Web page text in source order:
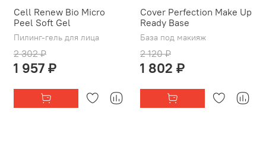
Cell Renew Bio Micro
Peel Soft Gel
Пилинг-гель для лица
2 302 ₽
1 957 ₽
Cover Perfection Make Up
Ready Base
База под макияж
2 120 ₽
1 802 ₽